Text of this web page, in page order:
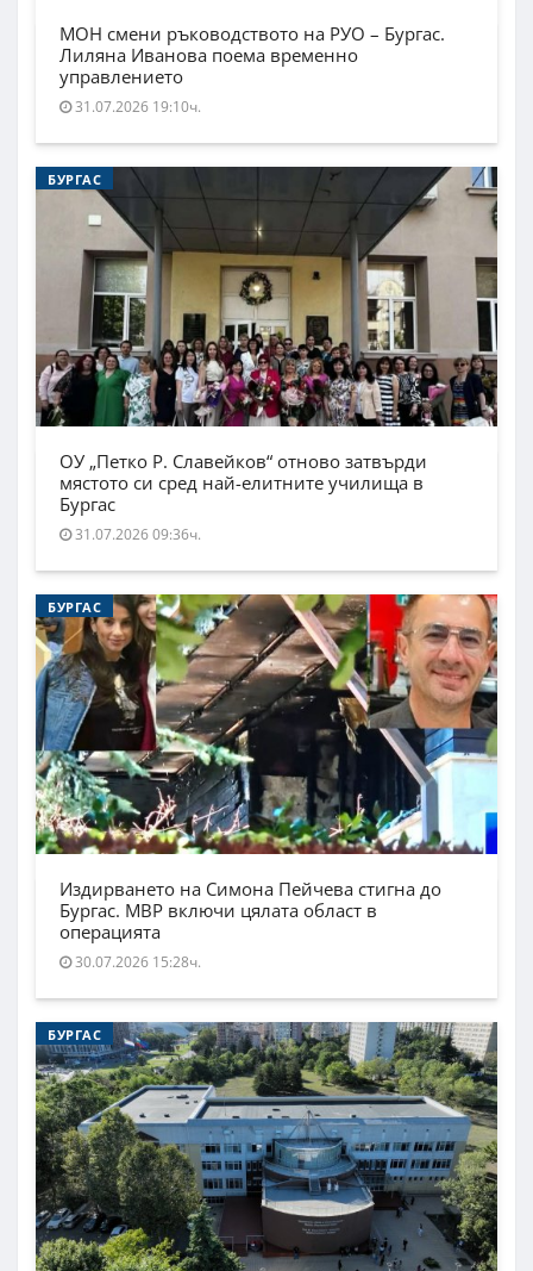
МОН смени ръководството на РУО – Бургас.
Лиляна Иванова поема временно
управлението
31.07.2026 19:10ч.
БУРГАС
ОУ „Петко Р. Славейков“ отново затвърди
мястото си сред най-елитните училища в
Бургас
31.07.2026 09:36ч.
БУРГАС
Издирването на Симона Пейчева стигна до
Бургас. МВР включи цялата област в
операцията
30.07.2026 15:28ч.
БУРГАС